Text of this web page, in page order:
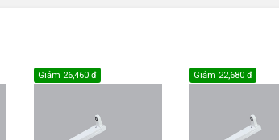
Giảm 26,460 đ Giảm 22,680 đ